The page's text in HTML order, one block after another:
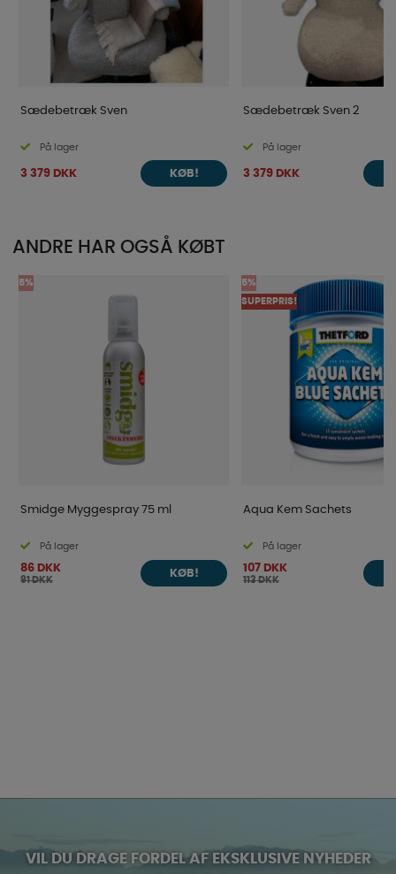
Sædebetræk Sven
På lager
3 379 DKK KØB!
Sædebetræk Sven 2
På lager
3 379 DKK
ANDRE HAR OGSÅ KØBT
5%
Smidge Myggespray 75 ml
På lager
86 DKK
91 DKK
KØB!
5%
SUPERPRIS!
Aqua Kem Sachets
På lager
107 DKK
113 DKK
VIL DU DRAGE FORDEL AF EKSKLUSIVE NYHEDER